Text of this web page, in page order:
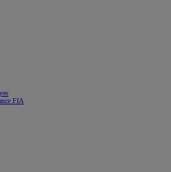
FIA